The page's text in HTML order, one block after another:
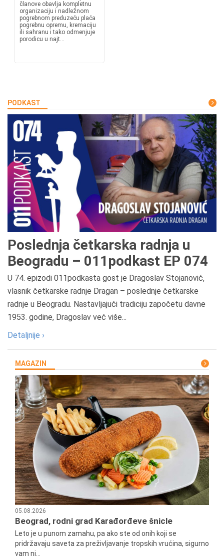
članove obavlja kompletnu
organizaciju i nadležnom
pogrebnom preduzeću plaća
pogrebnu opremu, kremaciju
ili sahranu i tako odmenjuje
porodicu u najt...
PODKAST
Poslednja četkarska radnja u
Beogradu – 011podkast EP 074
U 74. epizodi 011podkasta gost je Dragoslav Stojanović,
vlasnik četkarske radnje Dragan – poslednje četkarske
radnje u Beogradu. Nastavljajući tradiciju započetu davne
1953. godine, Dragoslav već više...
Detaljnije ›
MAGAZIN
05.08.2026
Beograd, rodni grad Karađorđeve šnicle
Leto je u punom zamahu, pa ako ste od onih koji se
pridržavaju saveta za preživljavanje tropskih vrućina, sigurno
vam ni...